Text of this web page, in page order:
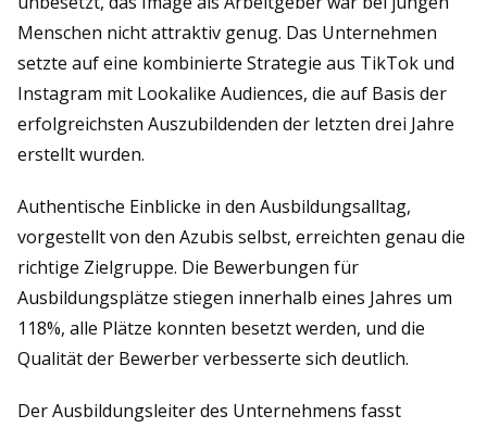
Menschen nicht attraktiv genug. Das Unternehmen
setzte auf eine kombinierte Strategie aus TikTok und
Instagram mit Lookalike Audiences, die auf Basis der
erfolgreichsten Auszubildenden der letzten drei Jahre
erstellt wurden.
Authentische Einblicke in den Ausbildungsalltag,
vorgestellt von den Azubis selbst, erreichten genau die
richtige Zielgruppe. Die Bewerbungen für
Ausbildungsplätze stiegen innerhalb eines Jahres um
118%, alle Plätze konnten besetzt werden, und die
Qualität der Bewerber verbesserte sich deutlich.
Der Ausbildungsleiter des Unternehmens fasst